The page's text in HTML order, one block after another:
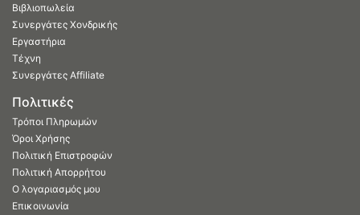
Βιβλιοπωλεία
Συνεργάτες Χονδρικής
Εργαστήρια
Τέχνη
Συνεργάτες Affiliate
Πολιτικές
Τρόποι Πληρωμών
Όροι Χρήσης
Πολιτική Επιστροφών
Πολιτική Απορρήτου
Ο λογαριασμός μου
Επικοινωνία